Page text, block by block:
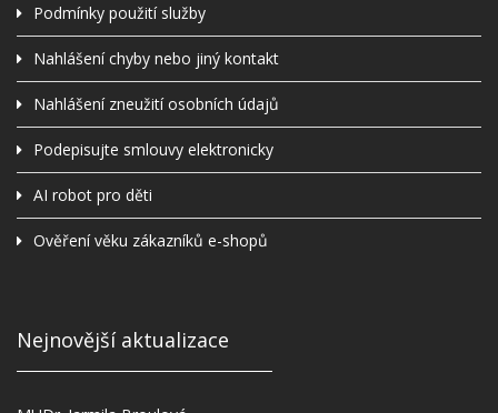
Podmínky použití služby
Nahlášení chyby nebo jiný kontakt
Nahlášení zneužití osobních údajů
Podepisujte smlouvy elektronicky
AI robot pro děti
Ověření věku zákazníků e-shopů
Nejnovější aktualizace